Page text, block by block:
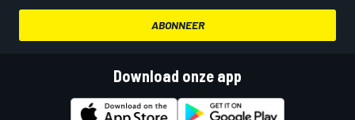
ABONNEER
Download onze app